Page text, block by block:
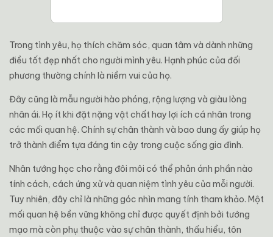
Trong tình yêu, họ thích chăm sóc, quan tâm và dành những
điều tốt đẹp nhất cho người mình yêu. Hạnh phúc của đối
phương thường chính là niềm vui của họ.
Đây cũng là mẫu người hào phóng, rộng lượng và giàu lòng
nhân ái. Họ ít khi đặt nặng vật chất hay lợi ích cá nhân trong
các mối quan hệ. Chính sự chân thành và bao dung ấy giúp họ
trở thành điểm tựa đáng tin cậy trong cuộc sống gia đình.
Nhân tướng học cho rằng đôi môi có thể phản ánh phần nào
tính cách, cách ứng xử và quan niệm tình yêu của mỗi người.
Tuy nhiên, đây chỉ là những góc nhìn mang tính tham khảo. Một
mối quan hệ bền vững không chỉ được quyết định bởi tướng
mạo mà còn phụ thuộc vào sự chân thành, thấu hiểu, tôn